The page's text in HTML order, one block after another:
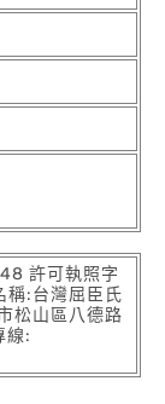
許可執照字
稱:台灣屈臣氏
松山區八德路
線: